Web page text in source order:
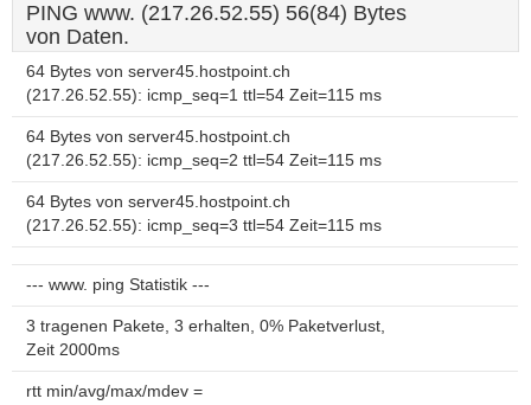
PING www. (217.26.52.55) 56(84) Bytes
von Daten.
64 Bytes von server45.hostpoint.ch
(217.26.52.55): icmp_seq=1 ttl=54 Zeit=115 ms
64 Bytes von server45.hostpoint.ch
(217.26.52.55): icmp_seq=2 ttl=54 Zeit=115 ms
64 Bytes von server45.hostpoint.ch
(217.26.52.55): icmp_seq=3 ttl=54 Zeit=115 ms
--- www. ping Statistik ---
3 tragenen Pakete, 3 erhalten, 0% Paketverlust,
Zeit 2000ms
rtt min/avg/max/mdev =